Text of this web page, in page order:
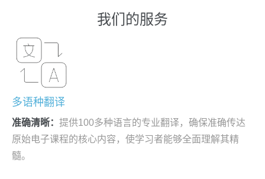
我们的服务
多语种翻译
准确清晰： 提供100多种语言的专业翻译，确保准确传达
原始电子课程的核心内容，使学习者能够全面理解其精
髓。